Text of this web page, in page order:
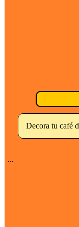
Decora tu café
...